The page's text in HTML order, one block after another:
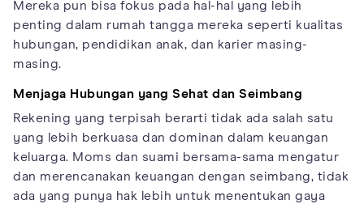
Mereka pun bisa fokus pada hal-hal yang lebih
penting dalam rumah tangga mereka seperti kualitas
hubungan, pendidikan anak, dan karier masing-
masing.
Menjaga Hubungan yang Sehat dan Seimbang
Rekening yang terpisah berarti tidak ada salah satu
yang lebih berkuasa dan dominan dalam keuangan
keluarga. Moms dan suami bersama-sama mengatur
dan merencanakan keuangan dengan seimbang, tidak
ada yang punya hak lebih untuk menentukan gaya